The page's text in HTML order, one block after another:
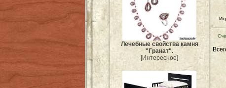
Лечебные свойства камня
"Гранат".
[Интересное]